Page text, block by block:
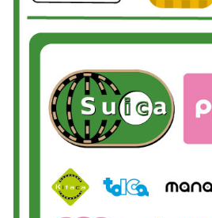
ありがとうございました！
2026/06/01
松戸市よりお越しのお客様のiPhone13のガ
ありがとうございました！
松戸市よりお越しのお客様のiPhone13Pro
ありがとうございました！
2026/05/31
柏市よりお越しのお客様のSwitchのガラス
がとうございました！
りがとうございました！
2026/05/30
鎌ヶ谷市よりお越しのお客様のSwitchの基
りがとうございました！